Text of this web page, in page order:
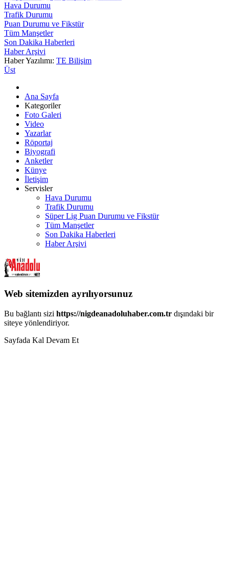
Hava Durumu
Trafik Durumu
Puan Durumu ve Fikstür
Tüm Manşetler
Son Dakika Haberleri
Haber Arşivi
Haber Yazılımı: TE Bilişim
Üst
Ana Sayfa
Kategoriler
Foto Galeri
Video
Yazarlar
Röportaj
Biyografi
Anketler
Künye
İletişim
Servisler
Hava Durumu
Trafik Durumu
Süper Lig Puan Durumu ve Fikstür
Tüm Manşetler
Son Dakika Haberleri
Haber Arşivi
Web sitemizden ayrılıyorsunuz
Bu bağlantı sizi https://nigdeanadoluhaber.com.tr dışındaki bir
siteye yönlendiriyor.
Sayfada Kal Devam Et